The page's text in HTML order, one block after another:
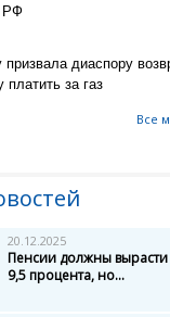
РФ
диаспору
платить за газ
Все
20.12.2025
Пенсии должны
9,5 процента, но...